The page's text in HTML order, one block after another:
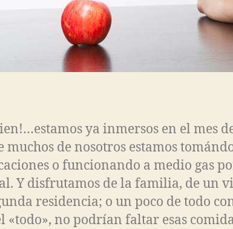
ya inmersos en el mes
muchos de nosotros estamos
o funcionando a medio gas
Y disfrutamos de la familia, de un
residencia; o un poco de todo
«todo», no podrían faltar esas